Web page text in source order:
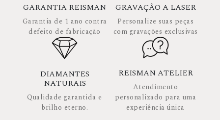
GARANTIA REISMAN
Garantia de 1 ano contra
defeito de fabricação
GRAVAÇÃO A LASER
Personalize suas peças
com gravações exclusivas
DIAMANTES
NATURAIS
Qualidade garantida e
brilho eterno.
REISMAN ATELIER
Atendimento
personalizado para uma
experiência única